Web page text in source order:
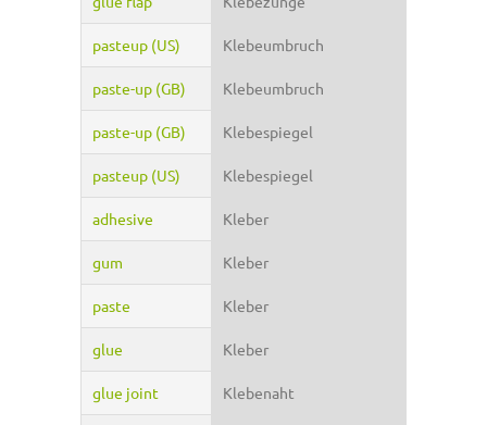
pasteup (US) Klebeumbruch
paste-up (GB) Klebeumbruch
paste-up (GB) Klebespiegel
pasteup (US) Klebespiegel
adhesive Kleber
gum Kleber
paste Kleber
glue Kleber
glue joint Klebenaht